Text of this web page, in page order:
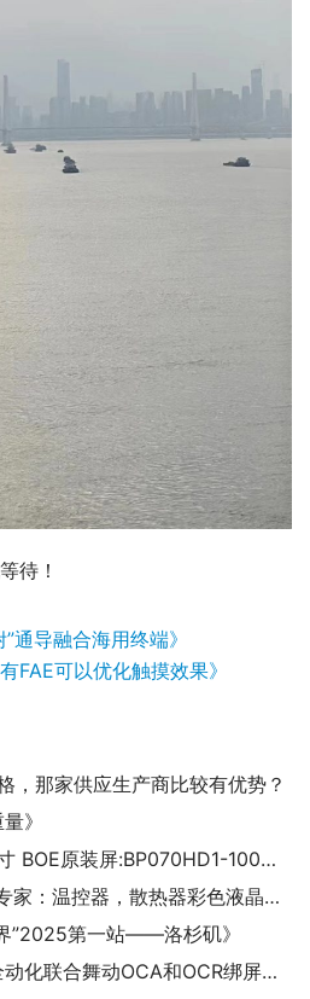
待！
”通导融合海用终端》
FAE可以优化触摸效果》
，那家供应生产商比较有优势？
》
《深圳宇锡定投加固7寸 BOE原装屏:BP070HD1-100一骑绝尘贴合成绝版高端模组》
宇锡（Yousee）彩屏专家：温控器，散热器彩色液晶屏选型指南
”2025第一站——洛杉矶》
《深圳宇锡半自动和全动化联合舞动OCA和OCR绑屏贴合》